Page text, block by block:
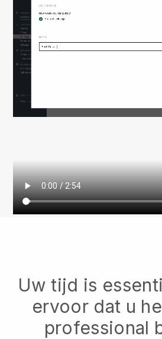
Uw tijd is
ervoor dat u
professional